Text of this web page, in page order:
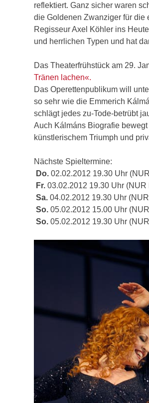
reflektiert. Ganz sicher waren
die Goldenen Zwanziger für die
Regisseur Axel Köhler ins
und herrlichen Typen und hat
Das Theaterfrühstück am 29.
Tränen lachen«.
Das Operettenpublikum will
so sehr wie die Emmerich
schlägt jedes zu-Tode-betrübt
Auch Kálmáns Biografie
künstlerischem Triumph und
Nächste Spieltermine:
Do. 02.02.2012 19.30 Uhr
Fr. 03.02.2012 19.30 Uhr
Sa. 04.02.2012 19.30 Uhr
So. 05.02.2012 15.00 Uhr
So. 05.02.2012 19.30 Uhr